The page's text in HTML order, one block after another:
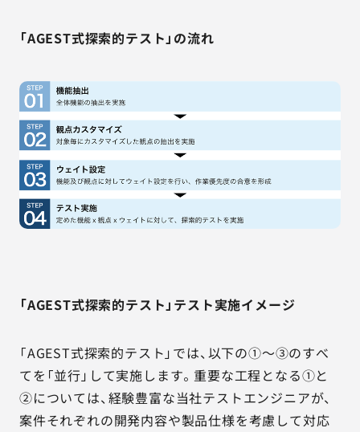
「AGEST式探索的テスト」の流れ
「AGEST式探索的テスト」テスト実施イメージ
「AGEST式探索的テスト」では、以下の①～③のすべ
てを「並行」して実施します。重要な工程となる①と
②については、経験豊富な当社テストエンジニアが、
案件それぞれの開発内容や製品仕様を考慮して対応